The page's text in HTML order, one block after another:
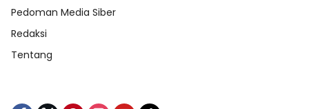
Pedoman Media Siber
Redaksi
Tentang